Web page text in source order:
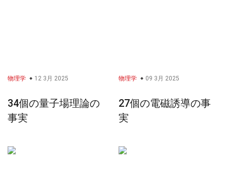
物理学 12 3月 2025
34個の量子場理論の
事実
物理学 09 3月 2025
27個の電磁誘導の事
実